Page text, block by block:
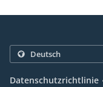
Datenschutzrichtlinie